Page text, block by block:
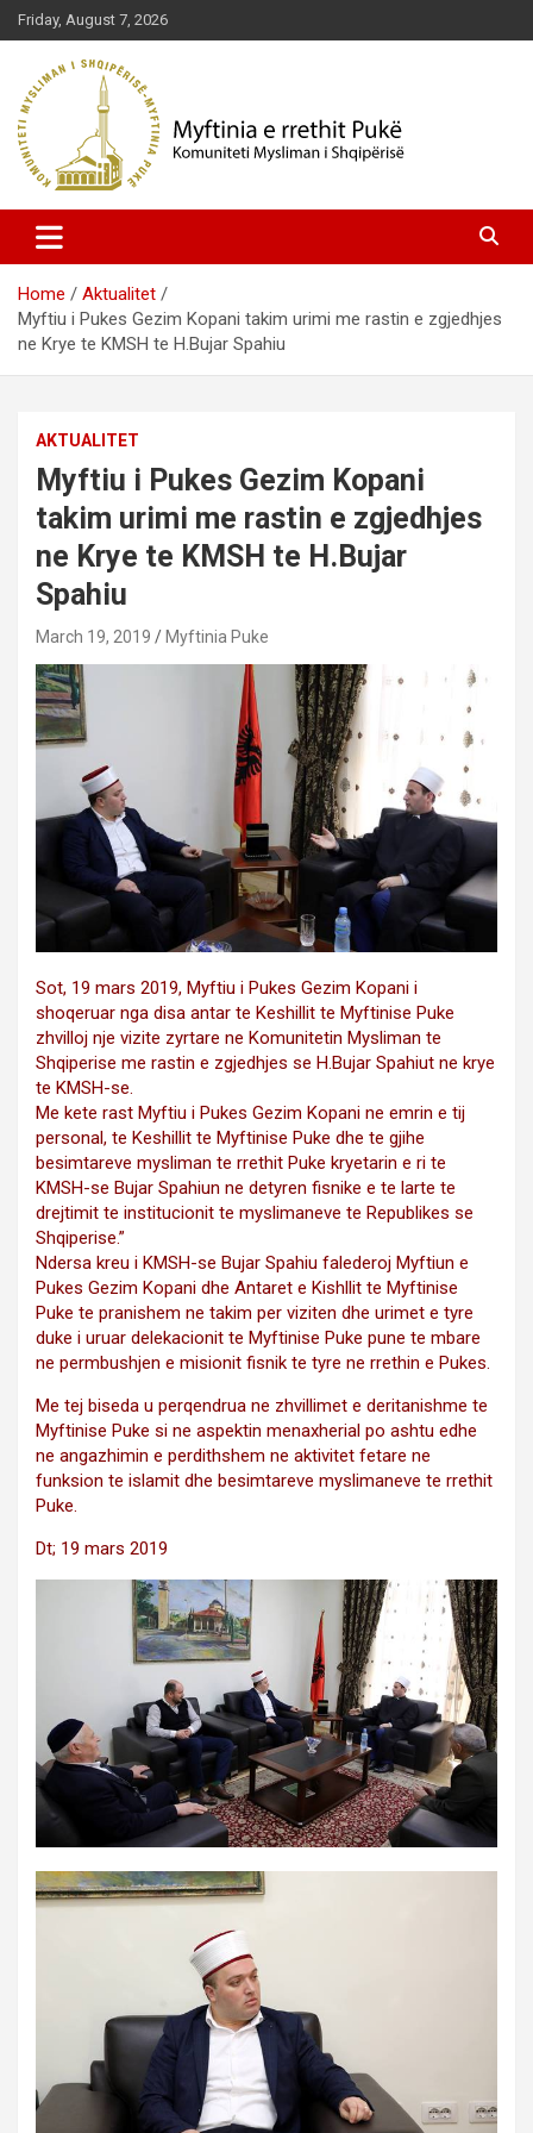
Skip
to
content
Friday, August 7, 2026
Myftinia Pukë | Faqja Zyrtare
Home
Aktualitet
Myftiu i Pukes Gezim Kopani takim urimi me rastin e zgjedhjes
ne Krye te KMSH te H.Bujar Spahiu
AKTUALITET
Myftiu i Pukes Gezim Kopani
takim urimi me rastin e zgjedhjes
ne Krye te KMSH te H.Bujar
Spahiu
March 19, 2019 Myftinia Puke
Sot, 19 mars 2019, Myftiu i Pukes Gezim Kopani i
shoqeruar nga disa antar te Keshillit te Myftinise Puke
zhvilloj nje vizite zyrtare ne Komunitetin Mysliman te
Shqiperise me rastin e zgjedhjes se H.Bujar Spahiut ne krye
te KMSH-se.
Me kete rast Myftiu i Pukes Gezim Kopani ne emrin e tij
personal, te Keshillit te Myftinise Puke dhe te gjihe
besimtareve mysliman te rrethit Puke kryetarin e ri te
KMSH-se Bujar Spahiun ne detyren fisnike e te larte te
drejtimit te institucionit te myslimaneve te Republikes se
Shqiperise.”
Ndersa kreu i KMSH-se Bujar Spahiu falederoj Myftiun e
Pukes Gezim Kopani dhe Antaret e Kishllit te Myftinise
Puke te pranishem ne takim per viziten dhe urimet e tyre
duke i uruar delekacionit te Myftinise Puke pune te mbare
ne permbushjen e misionit fisnik te tyre ne rrethin e Pukes.
Me tej biseda u perqendrua ne zhvillimet e deritanishme te
Myftinise Puke si ne aspektin menaxherial po ashtu edhe
ne angazhimin e perdithshem ne aktivitet fetare ne
funksion te islamit dhe besimtareve myslimaneve te rrethit
Puke.
Dt; 19 mars 2019